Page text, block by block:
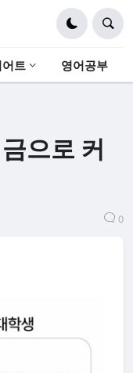
트 영어공부
으로 커
0